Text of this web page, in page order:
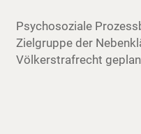
Psychosoziale
Zielgruppe der
Völkerstrafrecht